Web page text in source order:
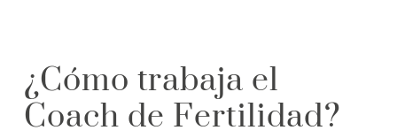
¿Cómo trabaja el
Coach de Fertilidad?